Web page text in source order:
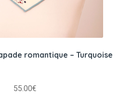
romantique – Turquoise
55.00€